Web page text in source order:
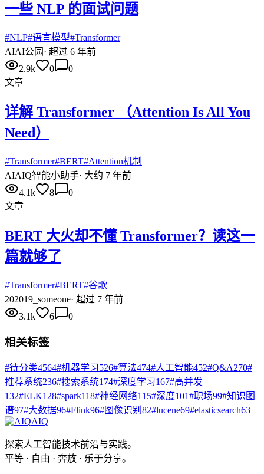
一些 NLP 的面试问题
#NLP#语言模型#Transformer
AIAI公园 · 超过 6 年前
2.9k
0
0
文章
详解 Transformer （Attention Is All You
Need）
#Transformer#BERT#Attention机制
AIAIQ智能小助手· 大约 7 年前
4.1k
8
0
文章
BERT 大火却不懂 Transformer？读这一
篇就够了
#Transformer#BERT#谷歌
202019_someone· 超过 7 年前
3.1k
6 0
相关标签
#待分类4564#机器学习526#算法474#人工智能452#Q&A270#
推荐系统236#搜索系统174#深度学习167#高并发
132#ELK128#spark118#神经网络115#深度101#职场99#知识图
谱97#大数据96#Flink96#图像识别 82#lucene69#elasticsearch63
AIQ
探索人工智能技术前沿与实践。
平等 · 自由 · 奔放 · 乐于分享。